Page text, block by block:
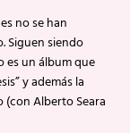
no se han
Siguen siendo
es un álbum que
y además la
Alberto Seara